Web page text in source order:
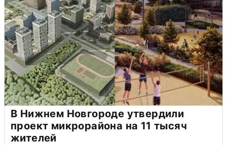
В Нижнем Новгороде утвердили
проект микрорайона на 11 тысяч
жителей